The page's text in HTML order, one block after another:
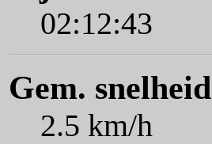
02:12:43
Gem. snelheid
2.5 km/h